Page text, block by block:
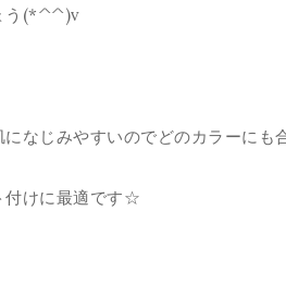
う(*^^)v
になじみやすいのでどのカラーにも
付けに最適です☆